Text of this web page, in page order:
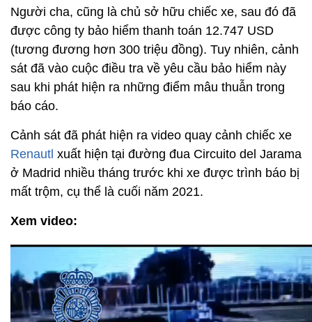
Người cha, cũng là chủ sở hữu chiếc xe, sau đó đã
được công ty bảo hiểm thanh toán 12.747 USD
(tương đương hơn 300 triệu đồng). Tuy nhiên, cảnh
sát đã vào cuộc điều tra về yêu cầu bảo hiểm này
sau khi phát hiện ra những điểm mâu thuẫn trong
báo cáo.
Cảnh sát đã phát hiện ra video quay cảnh chiếc xe
Renautl xuất hiện tại đường đua Circuito del Jarama
ở Madrid nhiều tháng trước khi xe được trình báo bị
mất trộm, cụ thể là cuối năm 2021.
Xem video: